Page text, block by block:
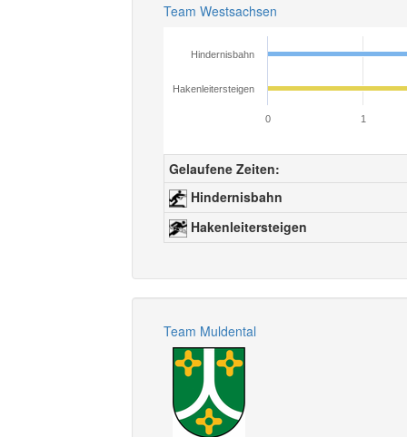
Team Westsachsen
Hindernisbahn
Hakenleitersteigen
0 1
Gelaufene Zeiten:
Hindernisbahn
Hakenleitersteigen
Team Muldental